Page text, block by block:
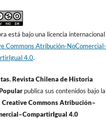
está bajo una licencia internacional
Commons Atribución-NoComercial-
4.0.
Revista Chilena de Historia
publica sus contenidos bajo la
Creative Commons Atribución–
4.0